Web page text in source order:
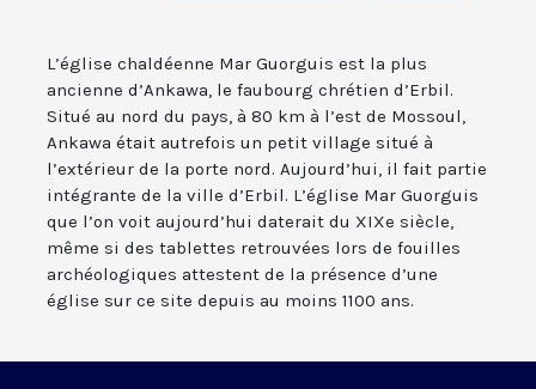
L’église chaldéenne Mar Guorguis est la plus
ancienne d’Ankawa, le faubourg chrétien d’Erbil.
Situé au nord du pays, à 80 km à l’est de Mossoul,
Ankawa était autrefois un petit village situé à
l’extérieur de la porte nord. Aujourd’hui, il fait partie
intégrante de la ville d’Erbil. L’église Mar Guorguis
que l’on voit aujourd’hui daterait du XIXe siècle,
même si des tablettes retrouvées lors de fouilles
archéologiques attestent de la présence d’une
église sur ce site depuis au moins 1100 ans.